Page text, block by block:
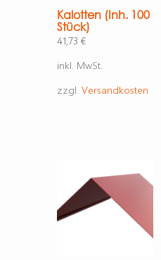
Kalotten (Inh. 100
Stück)
41,73 €
inkl. MwSt.
zzgl. Versandkosten